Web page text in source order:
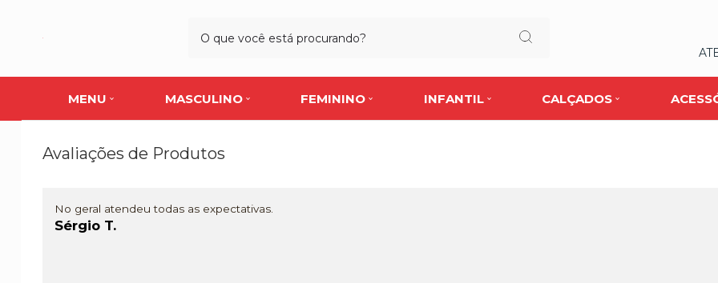
MENU MASCULINO FEMININO INFANTIL CALÇADOS
Avaliações de Produtos
No geral atendeu todas as expectativas.
Sérgio T.